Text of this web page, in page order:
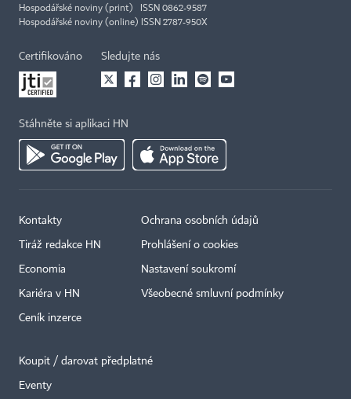
Hospodářské noviny (print) ISSN 0862-9587
Hospodářské noviny (online) ISSN 2787-950X
Certifikováno Sledujte nás
Stáhněte si aplikaci HN
Kontakty
Tiráž redakce HN
Economia
Kariéra v HN
Ceník inzerce
Ochrana osobních údajů
Prohlášení o cookies
Nastavení soukromí
Všeobecné smluvní podmínky
Koupit / darovat předplatné
Eventy